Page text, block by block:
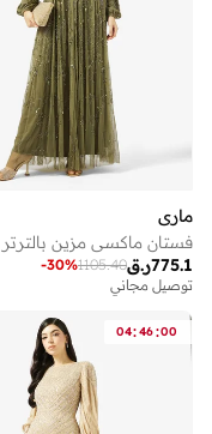
ماري
ر.ق775.1
1105.40
-30%
توصيل مجاني
04:46:00